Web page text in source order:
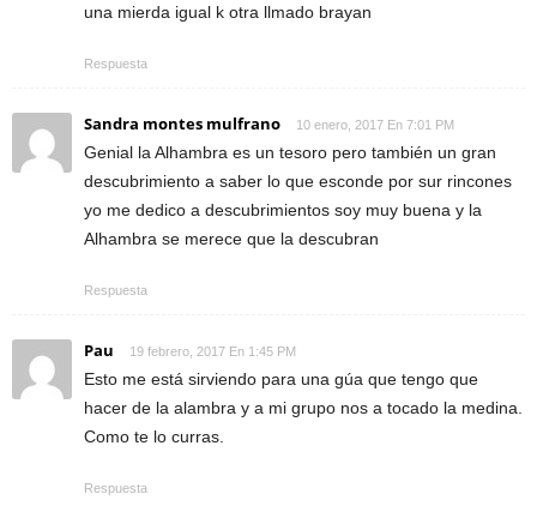
una mierda igual k otra llmado brayan
Respuesta
Sandra montes mulfrano 10 enero, 2017 En 7:01 PM
Genial la Alhambra es un tesoro pero también un gran
descubrimiento a saber lo que esconde por sur rincones
yo me dedico a descubrimientos soy muy buena y la
Alhambra se merece que la descubran
Respuesta
Pau 19 febrero, 2017 En 1:45 PM
Esto me está sirviendo para una gúa que tengo que
hacer de la alambra y a mi grupo nos a tocado la medina.
Como te lo curras.
Respuesta